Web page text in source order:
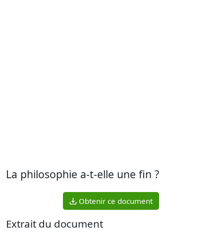
La philosophie a-t-elle une fin ?
Obtenir ce document
Extrait du document